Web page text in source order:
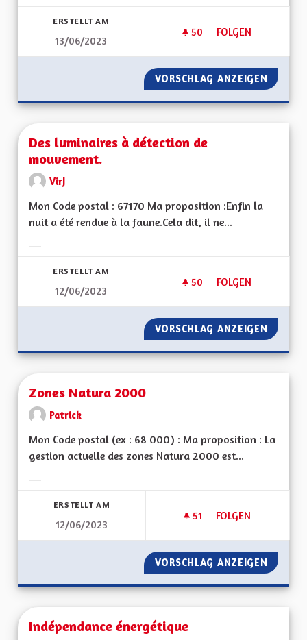
ERSTELLT AM
13/06/2023
50 50 FOLLOWER
FOLGEN
TRANSFORMER
VORSCHLAG ANZEIGEN
Des luminaires à détection de
mouvement.
VirJ
Mon Code postal : 67170 Ma proposition :Enfin la
nuit a été rendue à la faune.Cela dit, il ne...
ERSTELLT AM
12/06/2023
50 50 FOLLOWER
FOLGEN
DES LUMINAIRES
VORSCHLAG ANZEIGEN DES
Zones Natura 2000
Patrick
Mon Code postal (ex : 68 000) : Ma proposition : La
gestion actuelle des zones Natura 2000 est...
ERSTELLT AM
12/06/2023
51 51 FOLLOWER
FOLGEN
ZONES NATURA
VORSCHLAG ANZEIGEN
Indépendance énergétique